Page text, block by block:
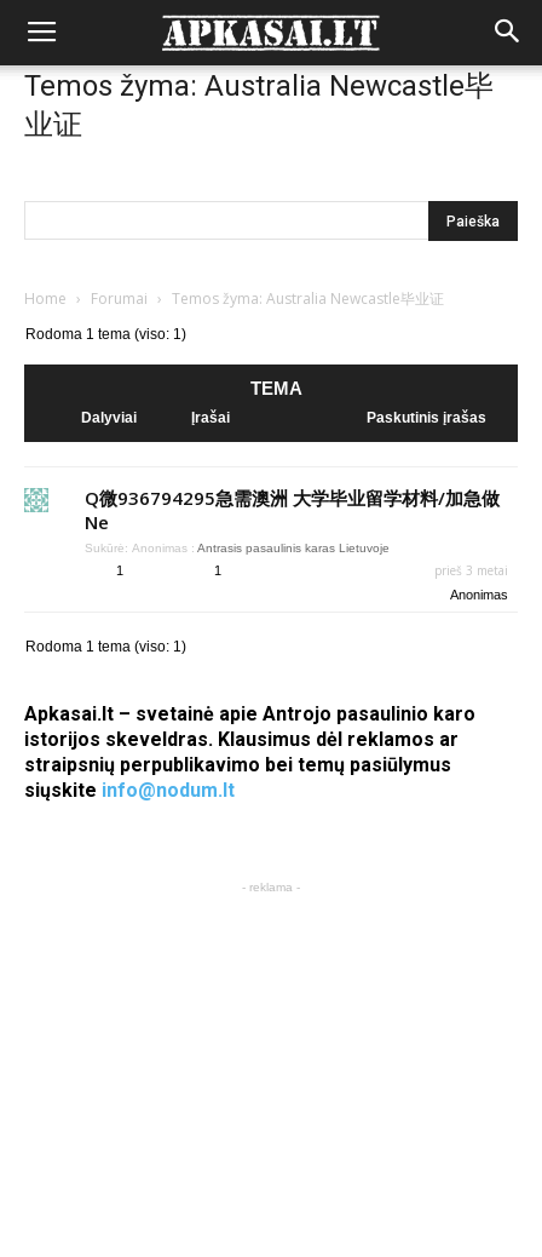
Temos žyma: Australia Newcastle毕
业证
Home › Forumai › Temos žyma: Australia Newcastle毕业证
Rodoma 1 tema (viso: 1)
TEMA
Dalyviai Įrašai Paskutinis įrašas
Q微936794295急需澳洲 大学毕业留学材料/加急做
Ne
Sukūrė: Anonimas : Antrasis pasaulinis karas Lietuvoje
1 1 prieš 3 metai
Anonimas
Rodoma 1 tema (viso: 1)
Apkasai.lt – svetainė apie Antrojo pasaulinio karo
istorijos skeveldras. Klausimus dėl reklamos ar
straipsnių perpublikavimo bei temų pasiūlymus
siųskite info@nodum.lt
- reklama -